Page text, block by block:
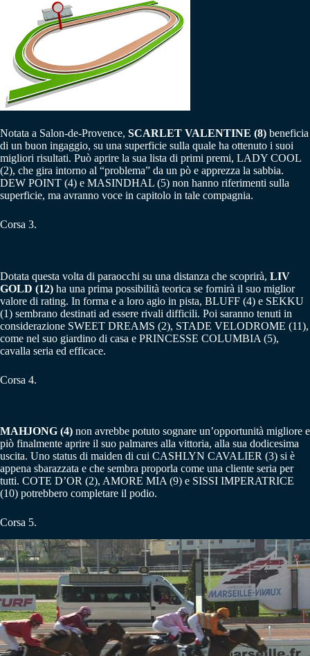
Notata a Salon-de-Provence, SCARLET VALENTINE (8) beneficia
di un buon ingaggio, su una superficie sulla quale ha ottenuto i suoi
migliori risultati. Può aprire la sua lista di primi premi, LADY COOL
(2), che gira intorno al “problema” da un pò e apprezza la sabbia.
DEW POINT (4) e MASINDHAL (5) non hanno riferimenti sulla
superficie, ma avranno voce in capitolo in tale compagnia.
Corsa 3.
Dotata questa volta di paraocchi su una distanza che scoprirà, LIV
GOLD (12) ha una prima possibilità teorica se fornirà il suo miglior
valore di rating. In forma e a loro agio in pista, BLUFF (4) e SEKKU
(1) sembrano destinati ad essere rivali difficili. Poi saranno tenuti in
considerazione SWEET DREAMS (2), STADE VELODROME (11),
come nel suo giardino di casa e PRINCESSE COLUMBIA (5),
cavalla seria ed efficace.
Corsa 4.
MAHJONG (4) non avrebbe potuto sognare un’opportunità migliore e
piò finalmente aprire il suo palmares alla vittoria, alla sua dodicesima
uscita. Uno status di maiden di cui CASHLYN CAVALIER (3) si è
appena sbarazzata e che sembra proporla come una cliente seria per
tutti. COTE D’OR (2), AMORE MIA (9) e SISSI IMPERATRICE
(10) potrebbero completare il podio.
Corsa 5.